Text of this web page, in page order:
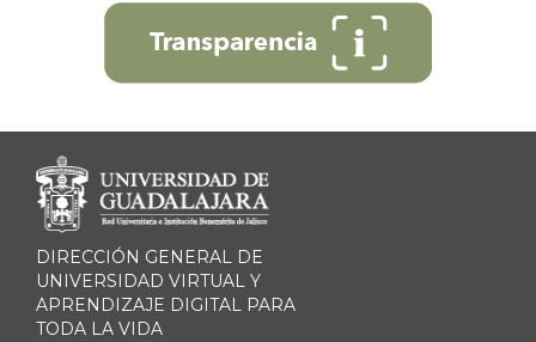
DIRECCIÓN GENERAL DE
UNIVERSIDAD VIRTUAL Y
APRENDIZAJE DIGITAL PARA
TODA LA VIDA